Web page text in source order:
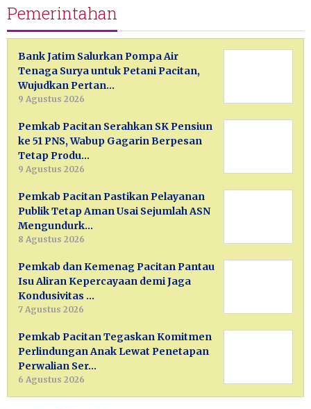
Pemerintahan
Bank Jatim Salurkan Pompa Air
Tenaga Surya untuk Petani Pacitan,
Wujudkan Pertan…
9 Agustus 2026
Pemkab Pacitan Serahkan SK Pensiun
ke 51 PNS, Wabup Gagarin Berpesan
Tetap Produ…
9 Agustus 2026
Pemkab Pacitan Pastikan Pelayanan
Publik Tetap Aman Usai Sejumlah ASN
Mengundurk…
8 Agustus 2026
Pemkab dan Kemenag Pacitan Pantau
Isu Aliran Kepercayaan demi Jaga
Kondusivitas …
7 Agustus 2026
Pemkab Pacitan Tegaskan Komitmen
Perlindungan Anak Lewat Penetapan
Perwalian Ser…
6 Agustus 2026